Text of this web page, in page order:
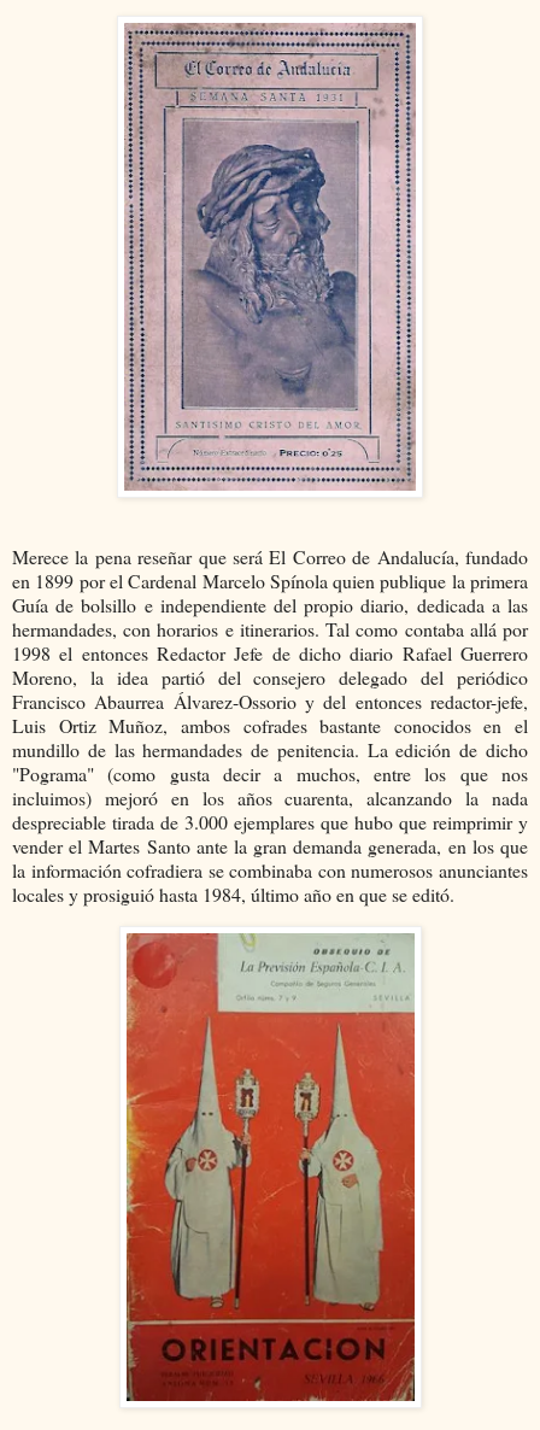
Merece la pena reseñar que será El Correo de Andalucía, fundado
en 1899 por el Cardenal Marcelo Spínola quien publique la primera
Guía de bolsillo e independiente del propio diario, dedicada a las
hermandades, con horarios e itinerarios. Tal como contaba allá por
1998 el entonces Redactor Jefe de dicho diario Rafael Guerrero
Moreno, la idea partió del consejero delegado del periódico
Francisco Abaurrea Álvarez-Ossorio y del entonces redactor-jefe,
Luis Ortiz Muñoz, ambos cofrades bastante conocidos en el
mundillo de las hermandades de penitencia. La edición de dicho
"Pograma" (como gusta decir a muchos, entre los que nos
incluimos) mejoró en los años cuarenta, alcanzando la nada
despreciable tirada de 3.000 ejemplares que hubo que reimprimir y
vender el Martes Santo ante la gran demanda generada, en los que
la información cofradiera se combinaba con numerosos anunciantes
locales y prosiguió hasta 1984, último año en que se editó.